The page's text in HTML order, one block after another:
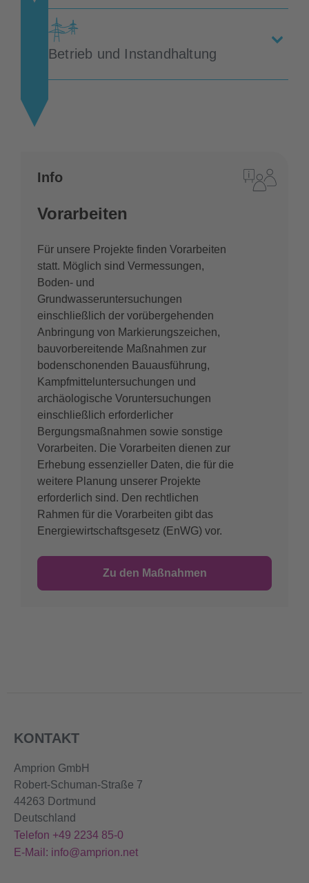
Betrieb und Instandhaltung
Info
Vorarbeiten
Für unsere Projekte finden Vorarbeiten
statt. Möglich sind Vermessungen,
Boden- und
Grundwasseruntersuchungen
einschließlich der vorübergehenden
Anbringung von Markierungszeichen,
bauvorbereitende Maßnahmen zur
bodenschonenden Bauausführung,
Kampfmitteluntersuchungen und
archäologische Voruntersuchungen
einschließlich erforderlicher
Bergungsmaßnahmen sowie sonstige
Vorarbeiten. Die Vorarbeiten dienen zur
Erhebung essenzieller Daten, die für die
weitere Planung unserer Projekte
erforderlich sind. Den rechtlichen
Rahmen für die Vorarbeiten gibt das
Energiewirtschaftsgesetz (EnWG) vor.
Zu den Maßnahmen
KONTAKT
Amprion GmbH
Robert-Schuman-Straße 7
44263 Dortmund
Deutschland
Telefon +49 2234 85-0
E-Mail: info@amprion.net